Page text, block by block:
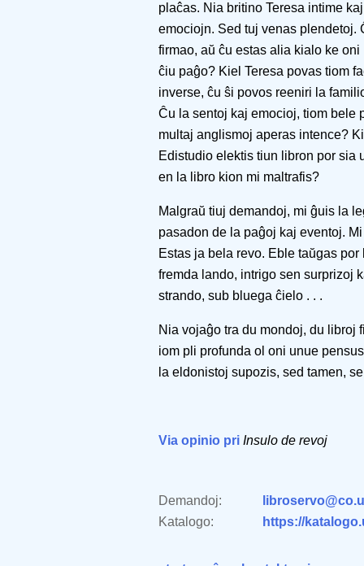
plaĉas. Nia britino Teresa intime
emociojn. Sed tuj venas plendetoj.
firmao, aŭ ĉu estas alia kialo ke
ĉiu paĝo? Kiel Teresa povas tiom
inverse, ĉu ŝi povos reeniri la
Ĉu la sentoj kaj emocioj, tiom bele
multaj anglismoj aperas intence?
Edistudio elektis tiun libron por sia
en la libro kion mi maltrafis?
Malgraŭ tiuj demandoj, mi ĝuis la
pasadon de la paĝoj kaj eventoj.
Estas ja bela revo. Eble taŭgas
fremda lando, intrigo sen surprizoj
strando, sub bluega ĉielo . . .
Nia vojaĝo tra du mondoj, du libroj
iom pli profunda ol oni unue
la eldonistoj supozis, sed tamen,
Via opinio pri Insulo de revoj
Demandoj:
Katalogo:
https://